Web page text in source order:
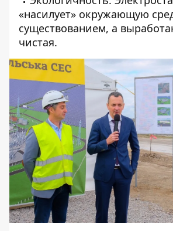
«насилует» окружающую
существованием, а
чистая.